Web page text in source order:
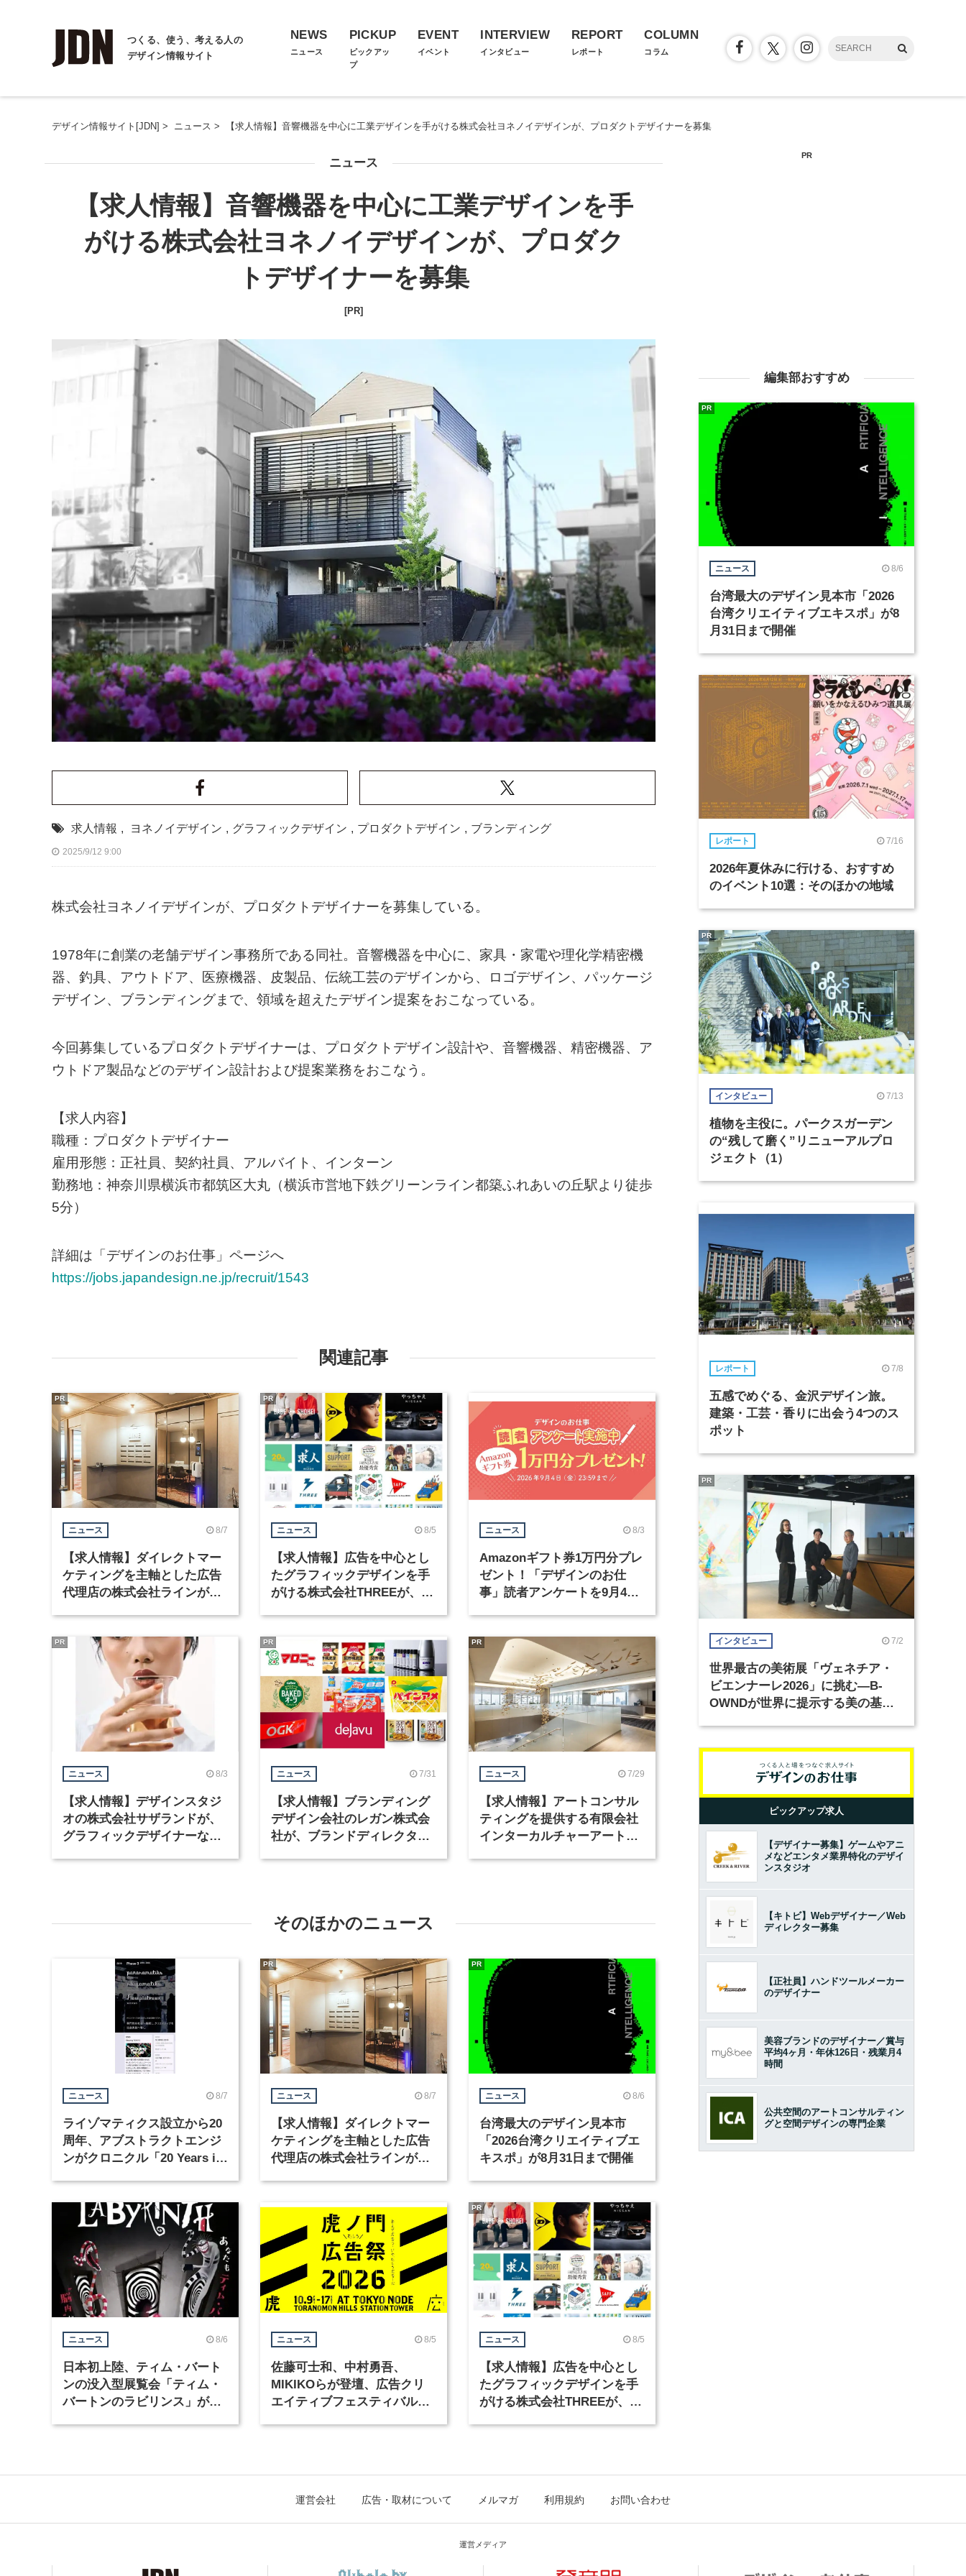
つくる、使う、考える人の
デザイン情報サイト
NEWS
ニュース
PICKUP
ピックアッ
プ
EVENT
イベント
INTERVIEW
インタビュー
REPORT
レポート
COLUMN
コラム
デザイン情報サイト[JDN] > ニュース > 【求人情報】音響機器を中心に工業デザインを手がける株式会社ヨネノイデザインが、プロダクトデザイナーを募集
ニュース
【求人情報】音響機器を中心に工業デザインを手
がける株式会社ヨネノイデザインが、プロダク
トデザイナーを募集
[PR]
求人情報 , ヨネノイデザイン , グラフィックデザイン , プロダクトデザイン , ブランディング
2025/9/12 9:00
株式会社ヨネノイデザインが、プロダクトデザイナーを募集している。
1978年に創業の老舗デザイン事務所である同社。音響機器を中心に、家具・家電や理化学精密機
器、釣具、アウトドア、医療機器、皮製品、伝統工芸のデザインから、ロゴデザイン、パッケージ
デザイン、ブランディングまで、領域を超えたデザイン提案をおこなっている。
今回募集しているプロダクトデザイナーは、プロダクトデザイン設計や、音響機器、精密機器、ア
ウトドア製品などのデザイン設計および提案業務をおこなう。
【求人内容】
職種：プロダクトデザイナー
雇用形態：正社員、契約社員、アルバイト、インターン
勤務地：神奈川県横浜市都筑区大丸（横浜市営地下鉄グリーンライン都築ふれあいの丘駅より徒歩
5分）
詳細は「デザインのお仕事」ページへ
https://jobs.japandesign.ne.jp/recruit/1543
関連記事
ニュース 8/7
【求人情報】ダイレクトマー
ケティングを主軸とした広告
代理店の株式会社ラインが、
PR
ニュース 8/5
【求人情報】広告を中心とし
たグラフィックデザインを手
がける株式会社THREEが、グ
PR
ニュース 8/3
Amazonギフト券1万円分プレ
ゼント！「デザインのお仕
事」読者アンケートを9月4日
ニュース 8/3
【求人情報】デザインスタジ
オの株式会社サザランドが、
グラフィックデザイナーなど2
PR
ニュース 7/31
【求人情報】ブランディング
デザイン会社のレガン株式会
社が、ブランドディレクター
PR
ニュース 7/29
【求人情報】アートコンサル
ティングを提供する有限会社
インターカルチャーアート
PR
そのほかのニュース
ニュース 8/7
ライゾマティクス設立から20
周年、アブストラクトエンジ
ンがクロニクル「20 Years in
ニュース 8/7
【求人情報】ダイレクトマー
ケティングを主軸とした広告
代理店の株式会社ラインが、
PR
ニュース 8/6
台湾最大のデザイン見本市
「2026台湾クリエイティブエ
キスポ」が8月31日まで開催
PR
ニュース 8/6
日本初上陸、ティム・バート
ンの没入型展覧会「ティム・
バートンのラビリンス」が東
ニュース 8/5
佐藤可士和、中村勇吾、
MIKIKOらが登壇、広告クリ
エイティブフェスティバル
ニュース 8/5
【求人情報】広告を中心とし
たグラフィックデザインを手
がける株式会社THREEが、グ
PR
PR
編集部おすすめ
ニュース 8/6
台湾最大のデザイン見本市「2026
台湾クリエイティブエキスポ」が8
月31日まで開催
PR
レポート 7/16
2026年夏休みに行ける、おすすめ
のイベント10選：そのほかの地域
インタビュー 7/13
植物を主役に。パークスガーデン
の“残して磨く”リニューアルプロ
ジェクト（1）
PR
レポート 7/8
五感でめぐる、金沢デザイン旅。
建築・工芸・香りに出会う4つのス
ポット
インタビュー 7/2
世界最古の美術展「ヴェネチア・
ビエンナーレ2026」に挑む―B-
OWNDが世界に提示する美の基準
PR
ピックアップ求人
【デザイナー募集】ゲームやアニ
メなどエンタメ業界特化のデザイ
ンスタジオ
【キトビ】Webデザイナー／Web
ディレクター募集
【正社員】ハンドツールメーカー
のデザイナー
美容ブランドのデザイナー／賞与
平均4ヶ月・年休126日・残業月4
時間
公共空間のアートコンサルティン
グと空間デザインの専門企業
運営会社 広告・取材について メルマガ 利用規約 お問い合わせ
運営メディア